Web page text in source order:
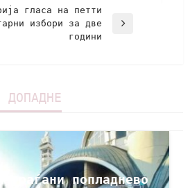
гласа на петти
избори за две
години
граѓани попладнево